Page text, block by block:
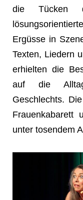
die Tücken
Ergüsse in
Texten, Liedern
erhielten die
auf die
Geschlechts.
Frauenkabarett
unter tosendem